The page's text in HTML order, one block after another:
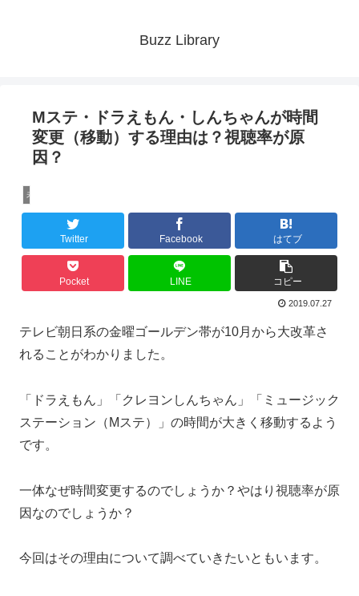
Buzz Library
Mステ・ドラえもん・しんちゃんが時間
変更（移動）する理由は？視聴率が原
因？
未分類
Twitter Facebook はてブ
Pocket LINE コピー
2019.07.27
テレビ朝日系の金曜ゴールデン帯が10月から大改革さ
れることがわかりました。
「ドラえもん」「クレヨンしんちゃん」「ミュージック
ステーション（Mステ）」の時間が大きく移動するよう
です。
一体なぜ時間変更するのでしょうか？やはり視聴率が原
因なのでしょうか？
今回はその理由について調べていきたいともいます。